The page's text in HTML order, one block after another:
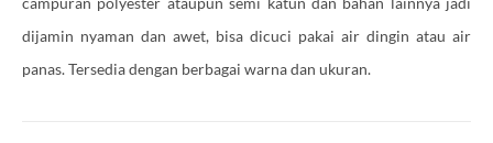
dijamin nyaman dan awet, bisa dicuci pakai air dingin atau air
panas. Tersedia dengan berbagai warna dan ukuran.